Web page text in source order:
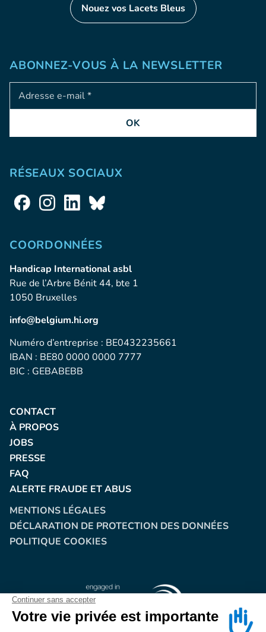
Nouez vos Lacets Bleus
ABONNEZ-VOUS À LA NEWSLETTER
Adresse e-mail
OK
RÉSEAUX SOCIAUX
COORDONNÉES
Handicap International asbl
Rue de l’Arbre Bénit 44, bte 1
1050 Bruxelles
info@belgium.hi.org
Numéro d’entreprise : BE0432235661
IBAN : BE80 0000 0000 7777
BIC : GEBABEBB
CONTACT
À PROPOS
JOBS
PRESSE
FAQ
ALERTE FRAUDE ET ABUS
MENTIONS LÉGALES
DÉCLARATION DE PROTECTION DES DONNÉES
POLITIQUE COOKIES